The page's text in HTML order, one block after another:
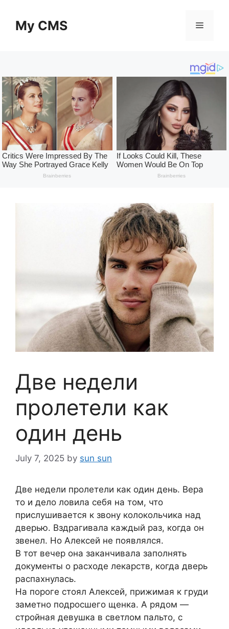
contentMy CMS Menu
Две недели
пролетели как
один день
July 7, 2025 by sun sun
Две недели пролетели как один день. Вера
то и дело ловила себя на том, что
прислушивается к звону колокольчика над
дверью. Вздрагивала каждый раз, когда он
звенел. Но Алексей не появлялся.
В тот вечер она заканчивала заполнять
документы о расходе лекарств, когда дверь
распахнулась.
На пороге стоял Алексей, прижимая к груди
заметно подросшего щенка. А рядом —
стройная девушка в светлом пальто, с